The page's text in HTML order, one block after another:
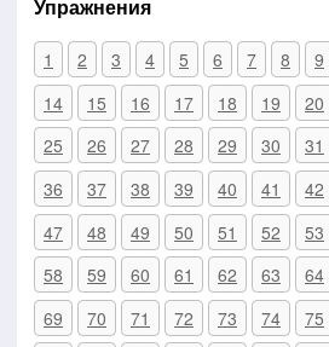
Упражнения
1 2 3 4 5 6 7 8 9
14
15 16 17 18 19 20
25
26 27 28 29 30 31
36
37 38 39 40 41 42
47
48 49 50 51 52 53
58
59 60 61 62 63 64
69
70 71 72 73 74 75